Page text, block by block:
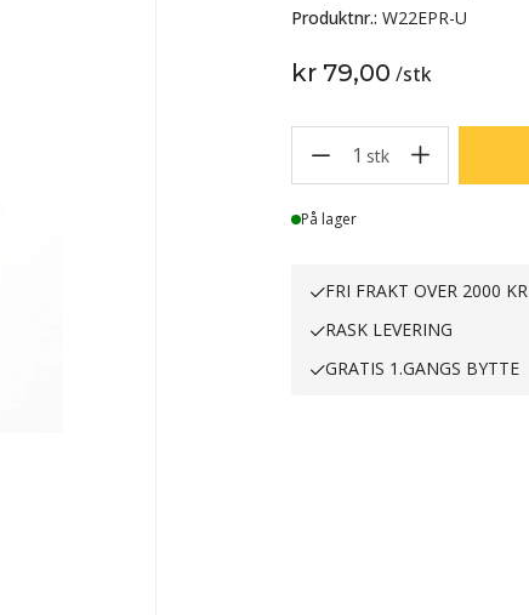
Produktnr.: W22EPR-U
kr 79,00 /stk
1 stk
Lager
På lager
FRI FRAKT OVER 2000 KR
RASK LEVERING
GRATIS 1.GANGS BYTTE